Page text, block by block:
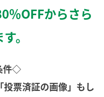
％OFFからさら
。
件◇
票済証の画像」もし